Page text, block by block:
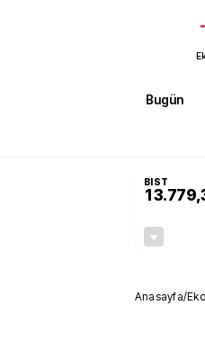
Bugün
BIST
Anasayfa/